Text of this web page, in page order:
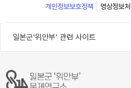
개인정보보호정책 영상정보처
일본군'위안부' 관련 사이트